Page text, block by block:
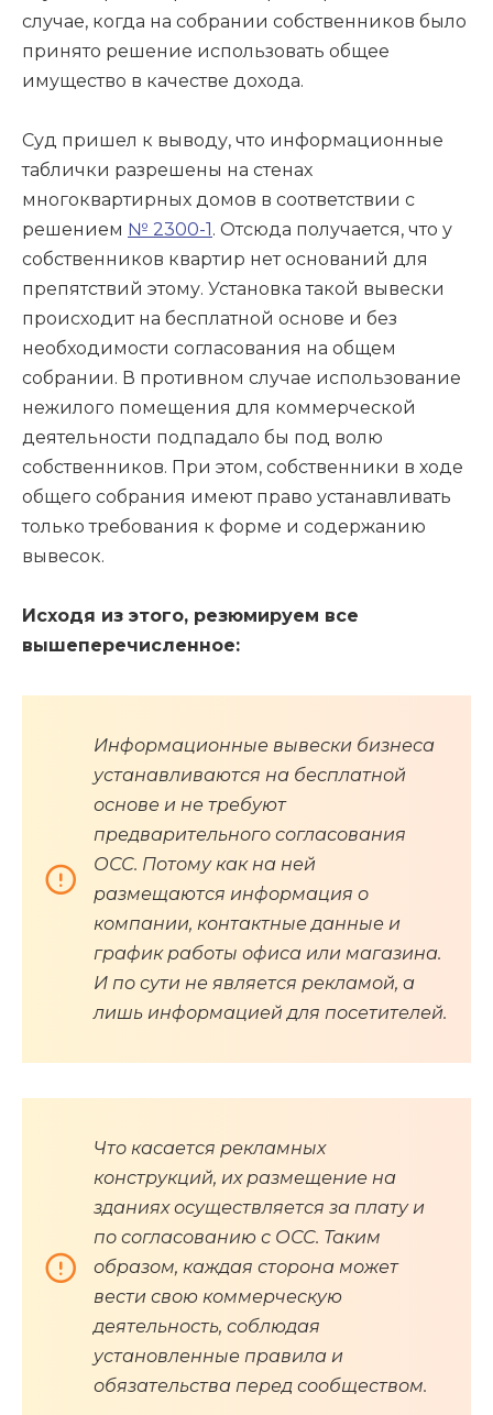
случае, когда на собрании собственников было
принято решение использовать общее
имущество в качестве дохода.
Суд пришел к выводу, что информационные
таблички разрешены на стенах
многоквартирных домов в соответствии с
решением № 2300-1. Отсюда получается, что у
собственников квартир нет оснований для
препятствий этому. Установка такой вывески
происходит на бесплатной основе и без
необходимости согласования на общем
собрании. В противном случае использование
нежилого помещения для коммерческой
деятельности подпадало бы под волю
собственников. При этом, собственники в ходе
общего собрания имеют право устанавливать
только требования к форме и содержанию
вывесок.
Исходя из этого, резюмируем все
вышеперечисленное:
Информационные вывески бизнеса
устанавливаются на бесплатной
основе и не требуют
предварительного согласования
ОСС. Потому как на ней
размещаются информация о
компании, контактные данные и
график работы офиса или магазина.
И по сути не является рекламой, а
лишь информацией для посетителей.
Что касается рекламных
конструкций, их размещение на
зданиях осуществляется за плату и
по согласованию с ОСС. Таким
образом, каждая сторона может
вести свою коммерческую
деятельность, соблюдая
установленные правила и
обязательства перед сообществом.